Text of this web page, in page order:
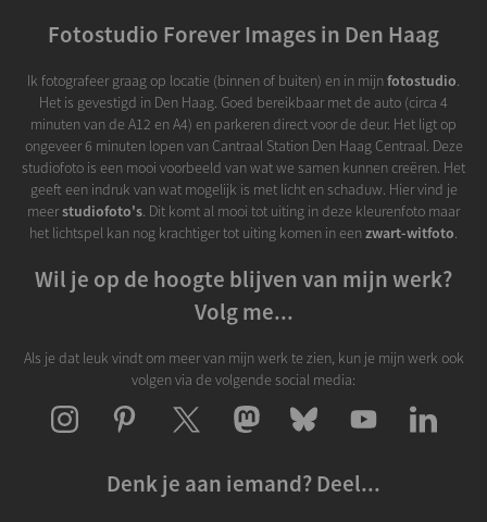
Fotostudio Forever Images in Den Haag
Ik fotografeer graag op locatie (binnen of buiten) en in mijnfotostudio.
Het is gevestigd in Den Haag. Goed bereikbaar met de auto (circa 4
minuten van de A12 en A4) en parkeren direct voor de deur. Het ligt op
ongeveer 6 minuten lopen van Cantraal Station Den Haag Centraal. Deze
studiofoto is een mooi voorbeeld van wat we samen kunnen creëren. Het
geeft een indruk van wat mogelijk is met licht en schaduw. Hier vind je
meerstudiofoto's. Dit komt al mooi tot uiting in deze kleurenfoto maar
het lichtspel kan nog krachtiger tot uiting komen in eenzwart-witfoto.
Wil je op de hoogte blijven van mijn werk?
Volg me...
Als je dat leuk vindt om meer van mijn werk te zien, kun je mijn werk ook
volgen via de volgende social media:
Denk je aan iemand? Deel...